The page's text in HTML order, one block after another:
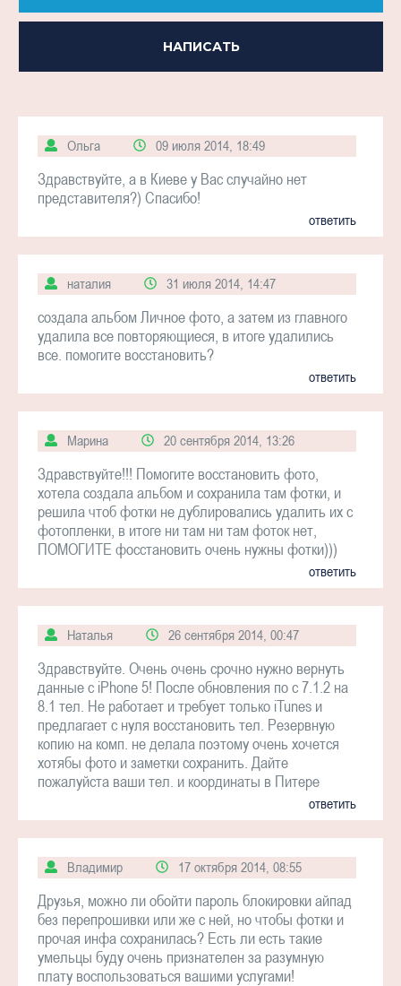
НАПИСАТЬ
Ольга 09 июля 2014, 18:49
Здравствуйте, а в Киеве у Вас случайно нет
представителя?) Спасибо!
ответить
наталия 31 июля 2014, 14:47
создала альбом Личное фото, а затем из главного
удалила все повторяющиеся, в итоге удалились
все. помогите восстановить?
ответить
Марина 20 сентября 2014, 13:26
Здравствуйте!!! Помогите восстановить фото,
хотела создала альбом и сохранила там фотки, и
решила чтоб фотки не дублировались удалить их с
фотопленки, в итоге ни там ни там фоток нет,
ПОМОГИТЕ фосстановить очень нужны фотки)))
ответить
Наталья 26 сентября 2014, 00:47
Здравствуйте. Очень очень срочно нужно вернуть
данные с iPhone 5! После обновления по с 7.1.2 на
8.1 тел. Не работает и требует только iTunes и
предлагает с нуля восстановить тел. Резервную
копию на комп. не делала поэтому очень хочется
хотябы фото и заметки сохранить. Дайте
пожалуйста ваши тел. и координаты в Питере
ответить
Владимир 17 октября 2014, 08:55
Друзья, можно ли обойти пароль блокировки айпад
без перепрошивки или же с ней, но чтобы фотки и
прочая инфа сохранилась? Есть ли есть такие
умельцы буду очень признателен за разумную
плату воспользоваться вашими услугами!